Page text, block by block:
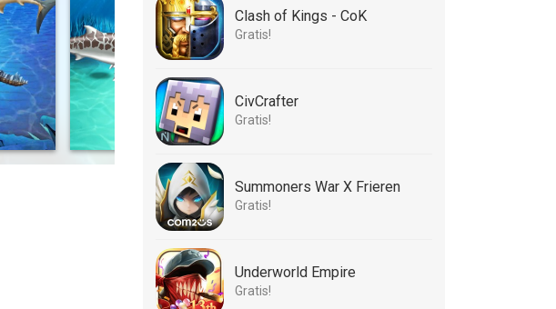
touch met iOS
Clash of Kings - CoK
Gratis!
CivCrafter
Gratis!
Summoners War X Frieren
Gratis!
Underworld Empire
Gratis!